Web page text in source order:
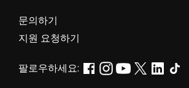
문의하기
지원 요청하기
팔로우하세요: